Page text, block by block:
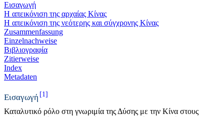
Εισαγωγή
Η απεικόνιση της αρχαίας Κίνας
Η απεικόνιση της νεότερης και σύγχρονης Κίνας
Zusammenfassung
Einzelnachweise
Βιβλιογραφία
Zitierweise
Index
Metadaten
Εισαγωγή 1
Καταλυτικό ρόλο στη γνωριμία της Δύσης με την Κίνα στους